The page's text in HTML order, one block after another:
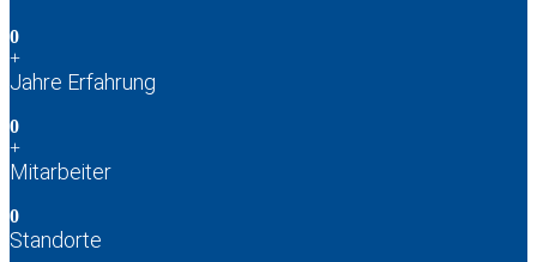
0
+
Jahre Erfahrung
0
+
Mitarbeiter
0
Standorte